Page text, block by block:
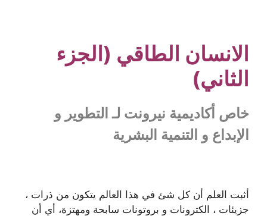
الانسان الطاقي (الجزء
الثاني)
خاص أكاديمية نيرونت لـ التطوير و
الإبداع و التنمية البشرية
أثبت العلم أن كل شئ في هذا العالم يتكون من ذرات ،
جزيئات ، الكترونات و بروتونات سابحة ومهتزة، أي أن